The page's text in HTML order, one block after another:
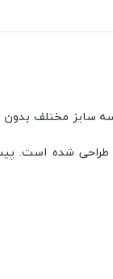
شده است.